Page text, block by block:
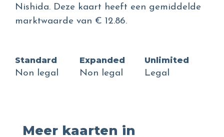
Nishida. Deze kaart heeft een gemiddelde
marktwaarde van € 12.86.
Standard
Non legal
Expanded
Non legal
Unlimited
Legal
Meer kaarten in